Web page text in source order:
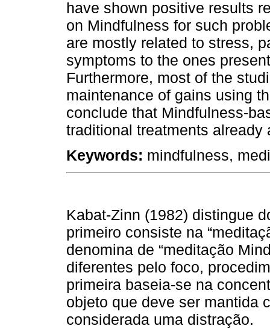
have shown positive results
on Mindfulness for such
are mostly related to stress,
symptoms to the ones
Furthermore, most of the
maintenance of gains using
conclude that Mindfulness-
traditional treatments
Keywords: mindfulness,
Kabat-Zinn (1982) distingue
primeiro consiste na
denomina de “meditação
diferentes pelo foco,
primeira baseia-se na
objeto que deve ser mantida
considerada uma distração.